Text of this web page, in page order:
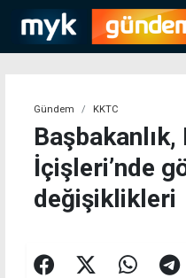
Gündem KKTC
Başbakanlık,
İçişleri’nde
değişiklikleri